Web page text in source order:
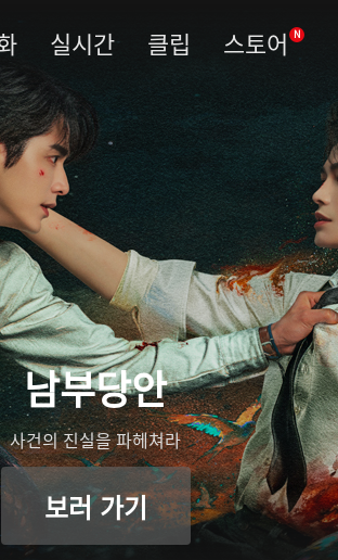
실시간 클립 스토어 N
남부당안
사건의 진실을 파헤쳐라
보러 가기